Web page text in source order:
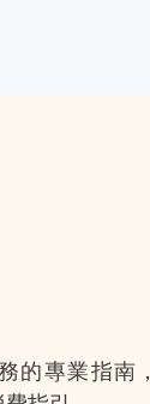
的專業指南，